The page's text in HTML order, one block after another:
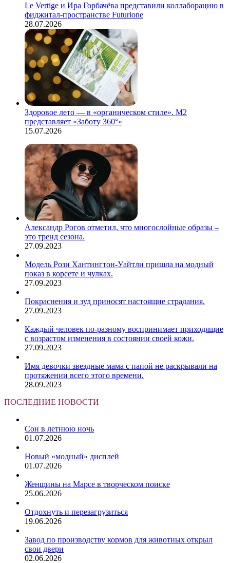
Le Vertige и Ира Горбачёва представили коллаборацию в
фиджитал-пространстве Futurione
28.07.2026
Здоровое лето — в «органическом стиле». М2
представляет «Заботу 360°»
15.07.2026
Александр Рогов отметил, что многослойные образы –
это тренд сезона.
27.09.2023
Модель Рози Хантингтон-Уайтли пришла на модный
показ в корсете и чулках.
27.09.2023
Покраснения и зуд приносят настоящие страдания.
27.09.2023
Каждый человек по-разному воспринимает приходящие
с возрастом изменения в состоянии своей кожи.
27.09.2023
Имя девочки звездные мама с папой не раскрывали на
протяжении всего этого времени.
28.09.2023
ПОСЛЕДНИЕ НОВОСТИ
Сон в летнюю ночь
01.07.2026
Новый «модный» дисплей
01.07.2026
Женщины на Марсе в творческом поиске
25.06.2026
Отдохнуть и перезагрузиться
19.06.2026
Завод по производству кормов для животных открыл
свои двери
02.06.2026